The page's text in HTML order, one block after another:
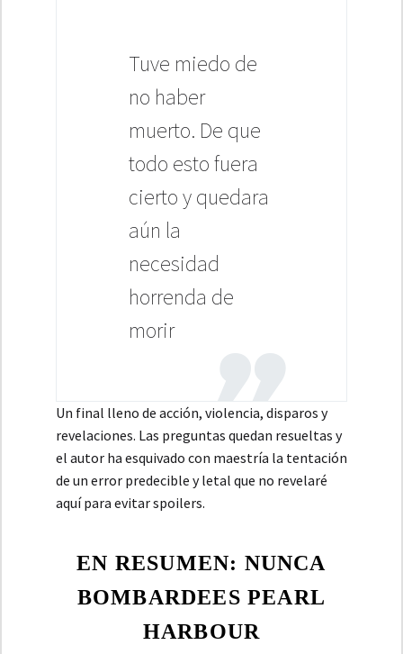
Tuve miedo de
no haber
muerto. De que
todo esto fuera
cierto y quedara
aún la
necesidad
horrenda de
morir
Un final lleno de acción, violencia, disparos y
revelaciones. Las preguntas quedan resueltas y
el autor ha esquivado con maestría la tentación
de un error predecible y letal que no revelaré
aquí para evitar spoilers.
EN RESUMEN: NUNCA
BOMBARDEES PEARL
HARBOUR